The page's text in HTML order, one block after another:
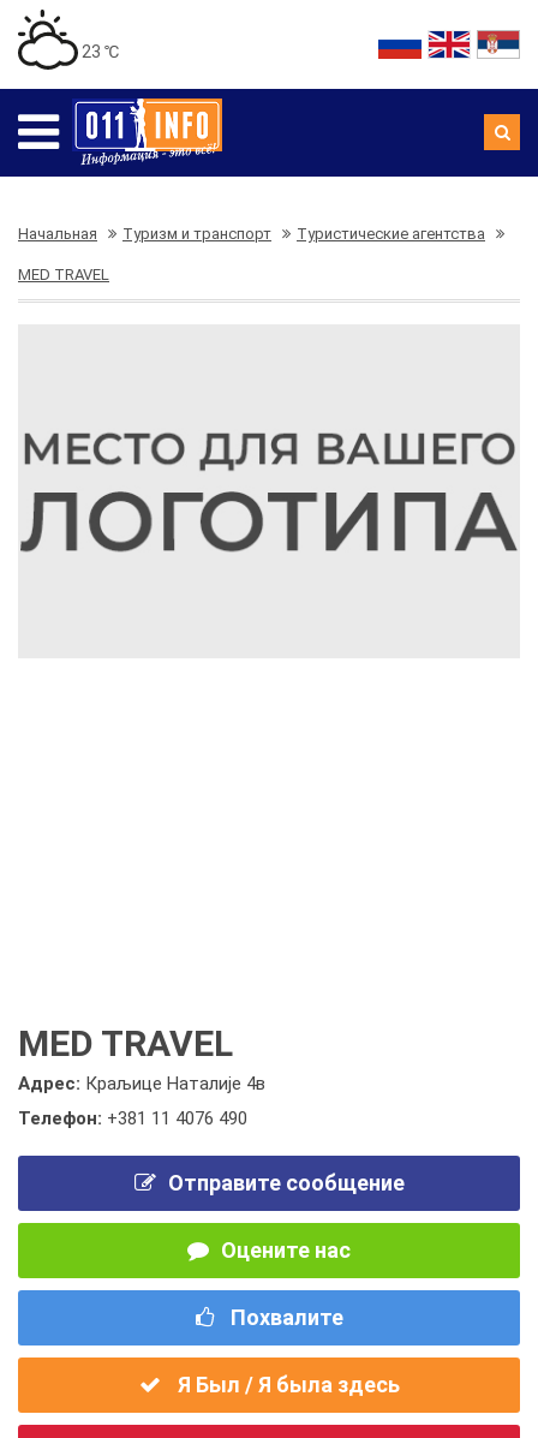
23 ℃
Начальная Туризм и транспорт Туристические агентства
MED TRAVEL
MED TRAVEL
Адрес: Краљице Наталије 4в
Телефон: +381 11 4076 490
Отправите сообщение
Оцените нас
Похвалите
Я Был / Я была здесь